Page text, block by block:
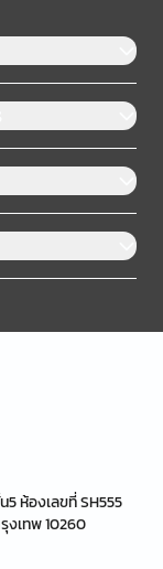
5 ห้องเลขที่ SH555
งเทพ 10260